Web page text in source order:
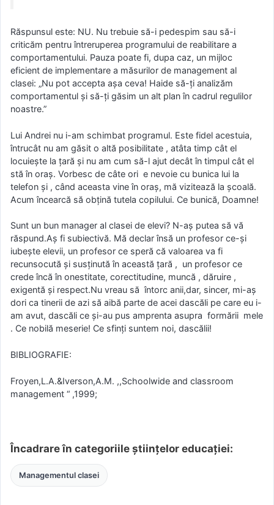
Răspunsul este: NU. Nu trebuie să-i pedespim sau să-i
criticăm pentru întreruperea programului de reabilitare a
comportamentului. Pauza poate fi, dupa caz, un mijloc
eficient de implementare a măsurilor de management al
clasei: „Nu pot accepta așa ceva! Haide să-ți analizăm
comportamentul și să-ți găsim un alt plan în cadrul regulilor
noastre.”
Lui Andrei nu i-am schimbat programul. Este fidel acestuia,
întrucât nu am găsit o altă posibilitate , atâta timp cât el
locuiește la țară și nu am cum să-l ajut decât în timpul cât el
stă în oraș. Vorbesc de câte ori e nevoie cu bunica lui la
telefon și , când aceasta vine în oraș, mă vizitează la școală.
Acum încearcă să obțină tutela copilului. Ce bunică, Doamne!
Sunt un bun manager al clasei de elevi? N-aș putea să vă
răspund.Aș fi subiectivă. Mă declar însă un profesor ce-și
iubește elevii, un profesor ce speră că valoarea va fi
recunsocută și susținută în această țară , un profesor ce
crede încă în onestitate, corectitudine, muncă , dăruire ,
exigentă și respect.Nu vreau să întorc anii,dar, sincer, mi-aș
dori ca tinerii de azi să aibă parte de acei dascăli pe care eu i-
am avut, dascăli ce și-au pus amprenta asupra formării mele
. Ce nobilă meserie! Ce sfinți suntem noi, dascălii!
BIBLIOGRAFIE:
Froyen,L.A.&Iverson,A.M. ,,Schoolwide and classroom
management “ ,1999;
Încadrare în categoriile științelor educației:
Managementul clasei